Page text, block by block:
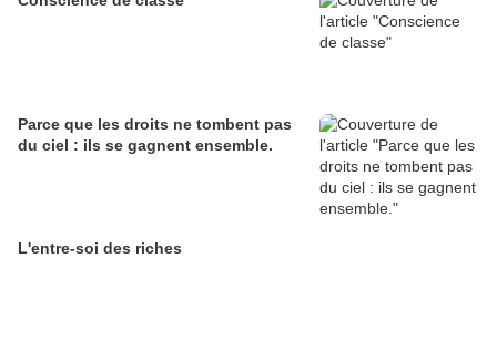
Parce que les droits ne tombent pas
du ciel : ils se gagnent ensemble.
L'entre-soi des riches